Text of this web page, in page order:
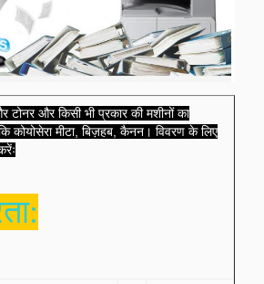
टोनर और किसी भी प्रकार की मशीनों का
कोयोसेरा मीटा, बिज़हब, कैनन। विवरण के लिए